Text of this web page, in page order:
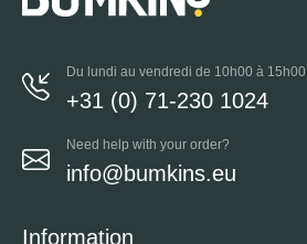
Du lundi au vendredi de 10h00 à 15h00
+31 (0) 71-230 1024
Need help with your order?
info@bumkins.eu
Information